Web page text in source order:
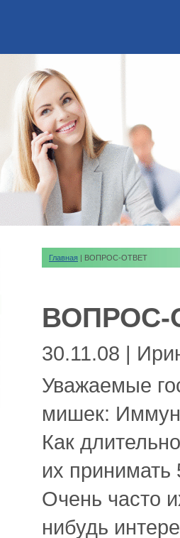
Главная | ВОПРОС-ОТВЕТ
ВОПРОС-
30.11.08 |
Уважаемые
мишек:
Как
их
Очень часто
нибудь